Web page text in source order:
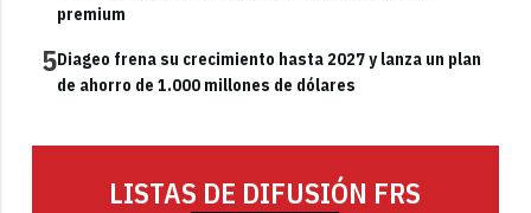
premium
5Diageo frena su crecimiento hasta 2027 y lanza un plan
de ahorro de 1.000 millones de dólares
LISTAS DE DIFUSIÓN FRS